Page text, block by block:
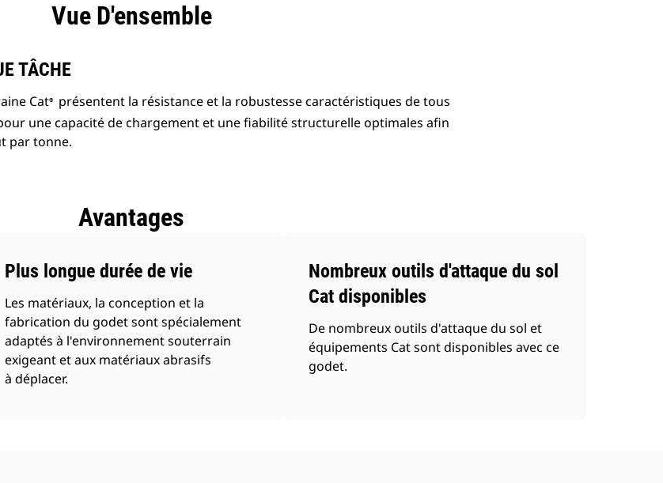
Vue D'ensemble
TÂCHE
Cat® présentent la résistance et la robustesse caractéristiques de tous
une capacité de chargement et une fiabilité structurelle optimales afin
par tonne.
Avantages
Plus longue durée de vie
Les matériaux, la conception et la
fabrication du godet sont spécialement
adaptés à l'environnement souterrain
exigeant et aux matériaux abrasifs
à déplacer.
Nombreux outils d'attaque du sol
Cat disponibles
De nombreux outils d'attaque du sol et
équipements Cat sont disponibles avec ce
godet.